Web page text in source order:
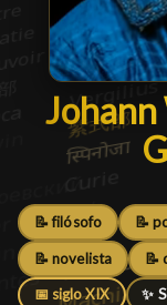
📝 filósofo 📝
📝 novelista 📝
📅 siglo XIX ✨